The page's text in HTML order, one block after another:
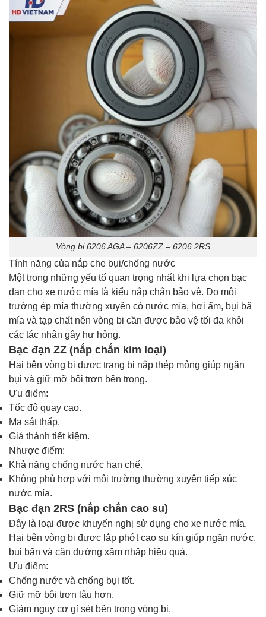
Vòng bi 6206 AGA – 6206ZZ – 6206 2RS
Tính năng của nắp che bụi/chống nước
Một trong những yếu tố quan trọng nhất khi lựa chọn bạc
đạn cho xe nước mía là kiểu nắp chắn bảo vệ. Do môi
trường ép mía thường xuyên có nước mía, hơi ẩm, bụi bã
mía và tạp chất nên vòng bi cần được bảo vệ tối đa khỏi
các tác nhân gây hư hỏng.
Bạc đạn ZZ (nắp chắn kim loại)
Hai bên vòng bi được trang bị nắp thép mỏng giúp ngăn
bụi và giữ mỡ bôi trơn bên trong.
Ưu điểm:
Tốc độ quay cao.
Ma sát thấp.
Giá thành tiết kiệm.
Nhược điểm:
Khả năng chống nước hạn chế.
Không phù hợp với môi trường thường xuyên tiếp xúc
nước mía.
Bạc đạn 2RS (nắp chắn cao su)
Đây là loại được khuyến nghị sử dụng cho xe nước mía.
Hai bên vòng bi được lắp phớt cao su kín giúp ngăn nước,
bụi bẩn và cặn đường xâm nhập hiệu quả.
Ưu điểm:
Chống nước và chống bụi tốt.
Giữ mỡ bôi trơn lâu hơn.
Giảm nguy cơ gỉ sét bên trong vòng bi.